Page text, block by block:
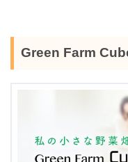
Green Farm